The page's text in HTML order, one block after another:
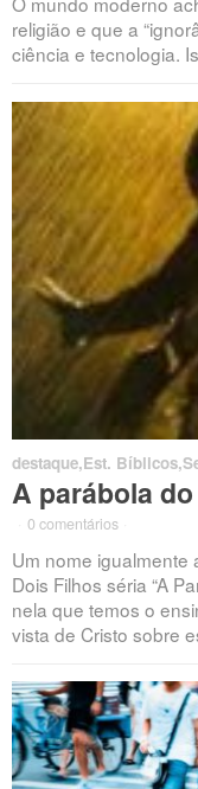
religião e que a
ciência e tecnologia.
destaque,Est. Bíblicos,
A parábola
0 comentários
Um nome
Dois Filhos séria “A
nela que temos o
vista de Cristo sobre